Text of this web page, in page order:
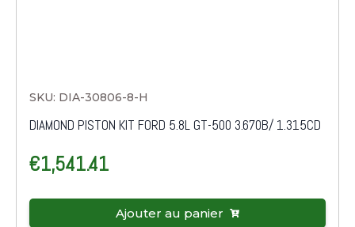
SKU: DIA-30806-8-H
DIAMOND PISTON KIT FORD 5.8L GT-500 3.670B/ 1.315CD
€1,541.41
Ajouter au panier